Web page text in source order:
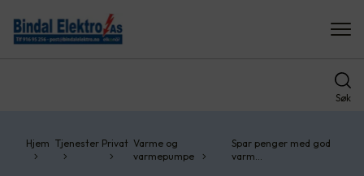
Søk
Hjem Tjenester Privat Varme og
varmepumpe
Spar penger med god
varm…